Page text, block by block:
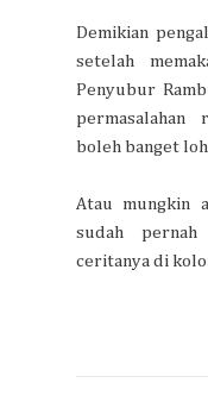
Demikian
setelah
Penyubur
boleh banget
Atau mungkin
sudah
ceritanya di